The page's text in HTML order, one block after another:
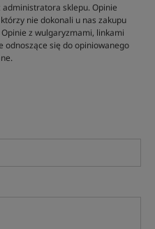
sklepu. Opinie
nie dokonali u nas zakupu
z wulgaryzmami, linkami
odnoszące się do opiniowanego